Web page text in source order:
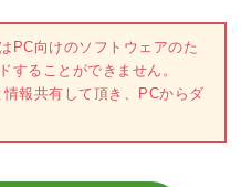
PC向けのソフトウェアのた
することができません。
報共有して頂き、PCからダ